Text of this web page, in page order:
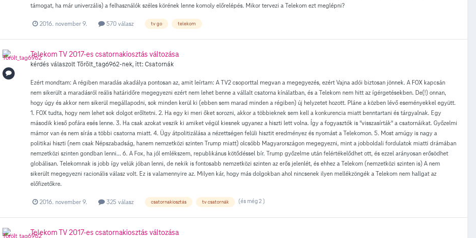
támogat, ha már univerzális) a felhasználók széles körének lenne komoly előrelépés. Mikor tervezi a Telekom ezt meglépni?
2016. november 9. 570 válasz tv go telekom
Telekom TV 2017-es csatornakiosztás változása
kérdés válaszoltTörölt_tag6962-nek, itt:Csatornák
Ezért mondtam: A régiben maradás akadálya pontosan az, amit leírtam: A TV2 csoporttal megvan a megegyezés, ezért Vajna adói biztosan jönnek. A FOX kapcsán
nem sikerült a maradásról reális határidőre megegyezni ezért nem lehet benne a vállalt csatorna kínálatban, és a Telekom nem hitt az ígérgetésekben. De(!) onnan,
hogy úgy és akkor nem sikerül megállapodni, sok minden kerül ki (ebben sem marad minden a régiben) új helyzetet hozott. Pláne a közben lévő eseményekkel együtt.
1. FOX tudta, hogy nem lehet sok dolgot erőltetni. 2. Ha egy ki meri őket sorozni, akkor a többieknek sem kell a konkurencia miatt benntartani és tárgyalnak. Egy
második kieső pofára esés lenne. 3. Ha csak azokat veszik ki amiket végül kiesnek ugyanez a hiszti lett volna. Így a fogyasztók is "visszasírták" a csatornáikat. Győzelmi
mámor van és nem sírás a többi csatorna miatt. 4. Ügy átpolitizálása a nézettségen felüli hisztit eredményez és nyomást a Telekomon. 5. Most amúgy is nagy a
politikai hiszti (nem csak Népszabadság, hanem nemzetközi szinten Trump miatt) olcsóbb Magyarországon megegyezni, mint a jobboldali fordulatok miatti drámában
nemzetközi szinten gondban lenni... 6. A Fox, ha jól emlékszem, republikánus kötődéssel bír. Trump győzelme után felértékelődhet ott, és ezzel arányosan erősödhet
globálisan. Telekomnak is jobb így velük jóban lenni, de nekik is fontosabb nemzetközi szinten az erős jelenlét, és ehhez a Telekom (nemzetközi szinten is) A nem
sikerült megegyezni racionális válasz volt. Ez is valamennyire az. Milyen kár, hogy más dolgokban ahol nincsenek ilyen mellékzöngék a Telekom nem hallgat az
előfizetőkre.
2016. november 9. 325 válasz csatornakiosztás tv csatornák (és még 2 )
Telekom TV 2017-es csatornakiosztás változása